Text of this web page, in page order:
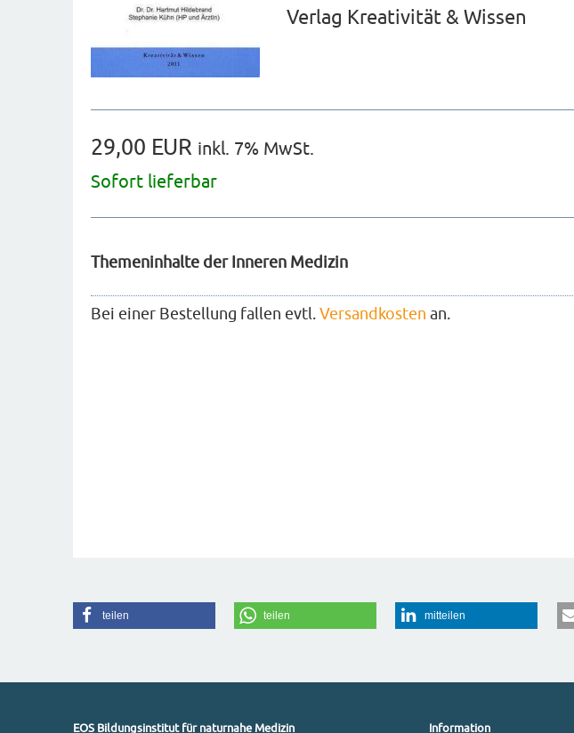
Verlag Kreativität & Wissen
29,00 EUR inkl. 7% MwSt.
Sofort lieferbar
Themeninhalte der Inneren Medizin
Bei einer Bestellung fallen evtl.Versandkosten an.
teilen teilen mitteilen
EOS Bildungsinstitut für naturnahe Medizin Information